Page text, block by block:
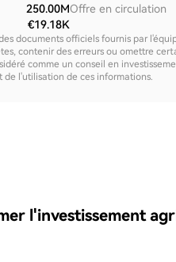
250.00M
€19.18K
Offre en circulation
documents officiels fournis par
contenir des erreurs ou omettre
comme un conseil en
l'utilisation de ces informations.
l'investissement